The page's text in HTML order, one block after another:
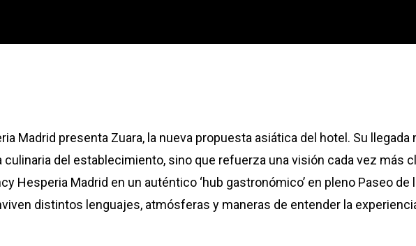
Madrid presenta Zuara, la nueva propuesta asiática del hotel. Su llegada
culinaria del establecimiento, sino que refuerza una visión cada vez más
Hesperia Madrid en un auténtico ‘hub gastronómico’ en pleno Paseo de
distintos lenguajes, atmósferas y maneras de entender la